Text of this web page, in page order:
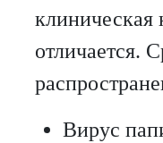
клиническая
отличается.
Вирус